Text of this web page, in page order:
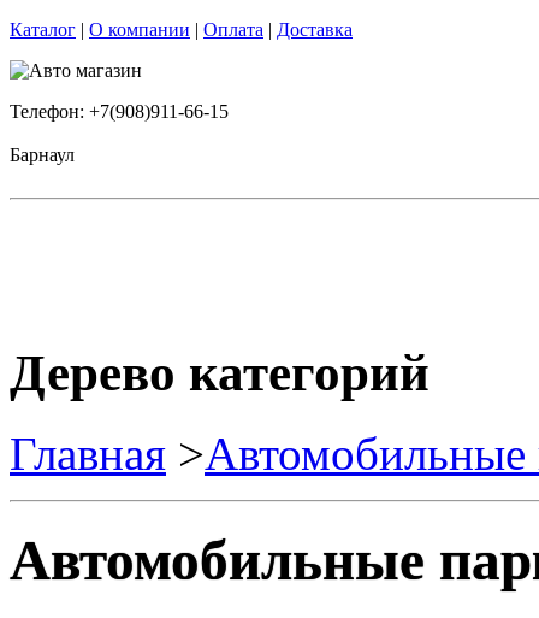
Каталог | О компании | Оплата | Доставка
Телефон: +7(908)911-66-15
Барнаул
Дерево категорий
Главная >Автомобильные
Автомобильные